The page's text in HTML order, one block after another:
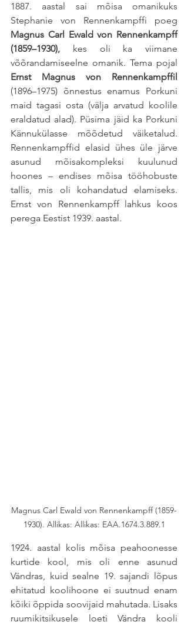
1887. aastal sai mõisa omanikuks
Magnus Carl Ewald von Rennenkampff
(1859–1930),
kes oli ka viimane
Ernst Magnus von Rennenkampffil
(1896–1975) õnnestus enamus Porkuni
maid tagasi osta (välja arvatud koolile
eraldatud alad). Püsima jäid ka Porkuni
Kännukülasse mõõdetud väiketalud.
Rennenkampffid elasid ühes üle järve
asunud mõisakompleksi kuulunud
hoones – endises mõisa tööhobuste
tallis, mis oli kohandatud elamiseks.
Ernst von Rennenkampff lahkus koos
perega Eestist 1939. aastal.
Magnus Carl Ewald von Rennenkampff (1859-
1930). Allikas: Allikas: EAA.1674.3.889.1
1924. aastal kolis mõisa peahoonesse
kurtide kool, mis oli enne asunud
Vändras, kuid sealne 19. sajandi lõpus
ehitatud koolihoone ei suutnud enam
kõiki õppida soovijaid mahutada. Lisaks
ruumikitsikusele loeti Vändra kooli